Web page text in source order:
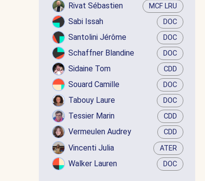
Rivat Sébastien MCF LRU
Sabi Issah DOC
Santolini Jérôme DOC
Schaffner Blandine DOC
Sidaine Tom CDD
Souard Camille DOC
Tabouy Laure DOC
Tessier Marin CDD
Vermeulen Audrey CDD
Vincenti Julia ATER
Walker Lauren DOC